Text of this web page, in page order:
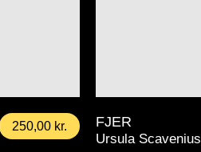
250,00 kr. FJER
Ursula Scavenius